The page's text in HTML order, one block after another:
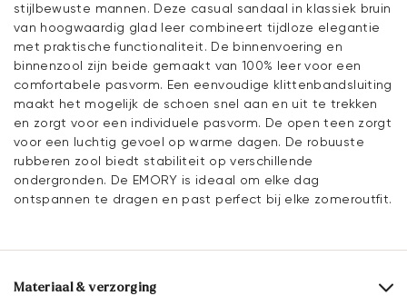
stijlbewuste mannen. Deze casual sandaal in klassiek bruin
van hoogwaardig glad leer combineert tijdloze elegantie
met praktische functionaliteit. De binnenvoering en
binnenzool zijn beide gemaakt van 100% leer voor een
comfortabele pasvorm. Een eenvoudige klittenbandsluiting
maakt het mogelijk de schoen snel aan en uit te trekken
en zorgt voor een individuele pasvorm. De open teen zorgt
voor een luchtig gevoel op warme dagen. De robuuste
rubberen zool biedt stabiliteit op verschillende
ondergronden. De EMORY is ideaal om elke dag
ontspannen te dragen en past perfect bij elke zomeroutfit.
Materiaal & verzorging